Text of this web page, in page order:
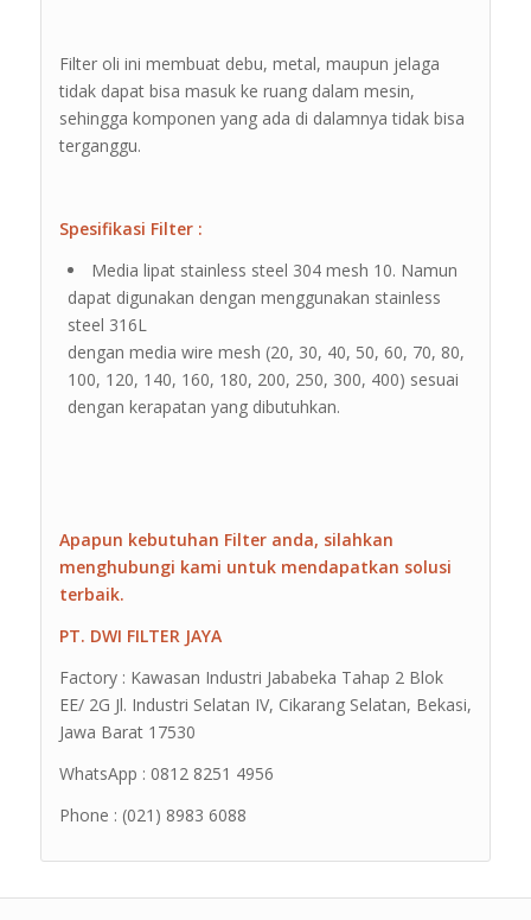
Filter oli ini membuat debu, metal, maupun jelaga
tidak dapat bisa masuk ke ruang dalam mesin,
sehingga komponen yang ada di dalamnya tidak bisa
terganggu.
Spesifikasi Filter :
Media lipat stainless steel 304 mesh 10. Namun
dapat digunakan dengan menggunakan stainless
steel 316L
dengan media wire mesh (20, 30, 40, 50, 60, 70, 80,
100, 120, 140, 160, 180, 200, 250, 300, 400) sesuai
dengan kerapatan yang dibutuhkan.
Apapun kebutuhan Filter anda, silahkan
menghubungi kami untuk mendapatkan solusi
terbaik.
PT. DWI FILTER JAYA
Factory : Kawasan Industri Jababeka Tahap 2 Blok
EE/ 2G Jl. Industri Selatan IV, Cikarang Selatan, Bekasi,
Jawa Barat 17530
WhatsApp : 0812 8251 4956
Phone : (021) 8983 6088